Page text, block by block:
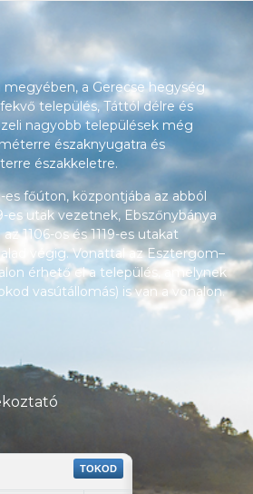
a Gerecse hegység
település, Táttól délre és
nagyobb települések még
északnyugatra és
északkeletre.
főúton, központjába az abból
es utak vezetnek, Ebszőnybánya
1106-os és 1119-es utakat
végig. Vonattal az Esztergom–
érhető el a település, amelynek
vasútállomás) is van a vonalon.